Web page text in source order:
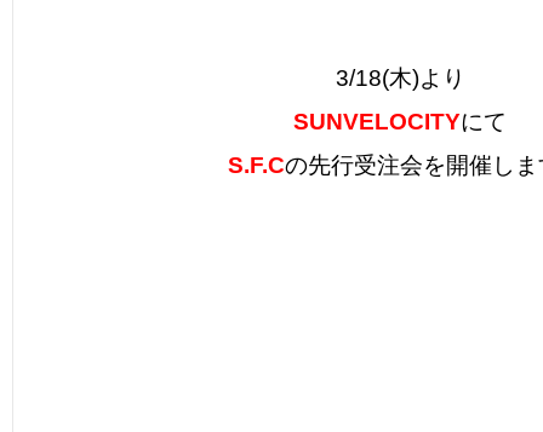
3/18(木)より
SUNVELOCITYにて
S.F.Cの先行受注会を開催しま